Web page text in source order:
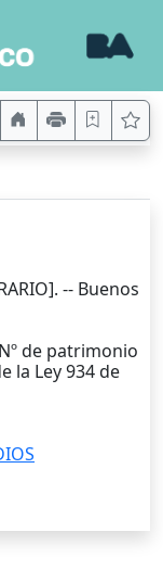
-- Buenos
de patrimonio
la Ley 934 de